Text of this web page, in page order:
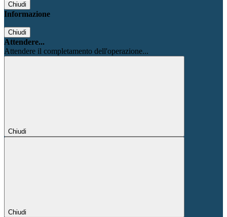
Chiudi
Informazione
Chiudi
Attendere...
Attendere il completamento dell'operazione...
Chiudi
Chiudi